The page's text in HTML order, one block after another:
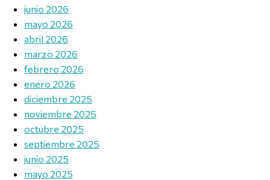
junio 2026
mayo 2026
abril 2026
marzo 2026
febrero 2026
enero 2026
diciembre 2025
noviembre 2025
octubre 2025
septiembre 2025
junio 2025
mayo 2025